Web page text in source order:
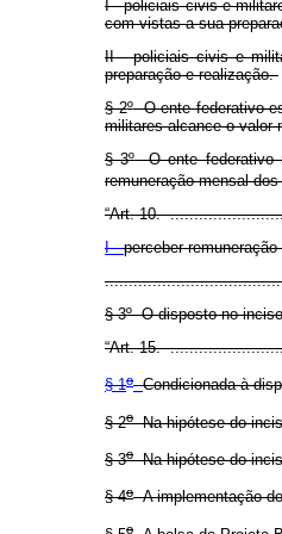
I - policiais civis e
com vistas a sua
II - policiais civis e
preparação e realização.
§ 2ºO ente federativo
militares alcance o valor
§ 3ºO ente federativo
remuneração mensal
“Art. 10.
I -perceber
§ 3ºO disposto no inciso
“Art. 15.
§ 1o Condicionada à
§ 2oNa hipótese do
§ 3oNa hipótese do
§ 4oA implementação
o